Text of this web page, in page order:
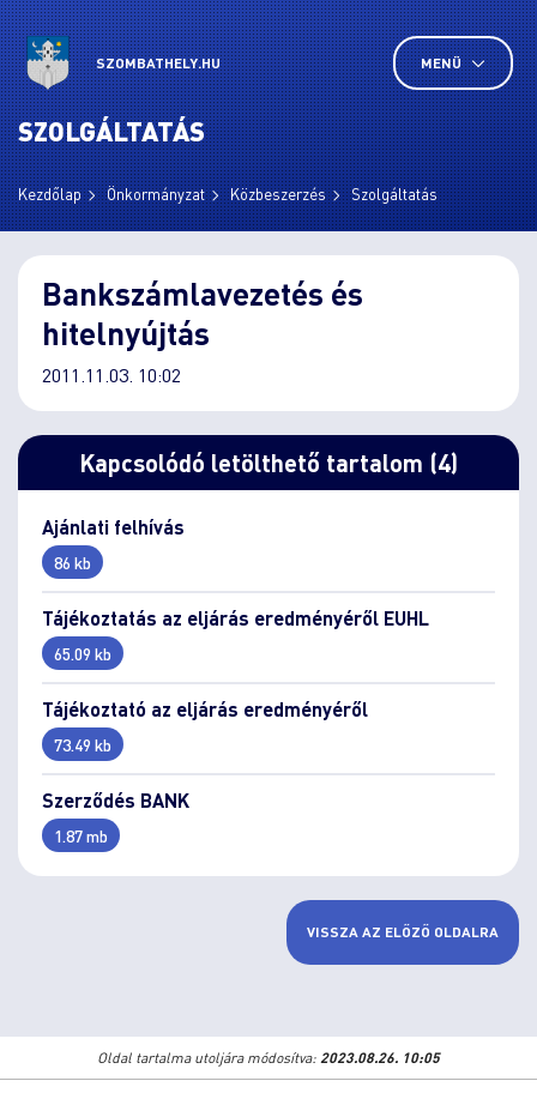
SZOMBATHELY.HU MENÜ
SZOLGÁLTATÁS
Kezdőlap Önkormányzat Közbeszerzés Szolgáltatás
Bankszámlavezetés és
hitelnyújtás
2011.11.03. 10:02
Kapcsolódó letölthető tartalom (4)
Ajánlati felhívás
86 kb
Tájékoztatás az eljárás eredményéről EUHL
65.09 kb
Tájékoztató az eljárás eredményéről
73.49 kb
Szerződés BANK
1.87 mb
VISSZA AZ ELŐZŐ OLDALRA
Oldal tartalma utoljára módosítva: 2023.08.26. 10:05